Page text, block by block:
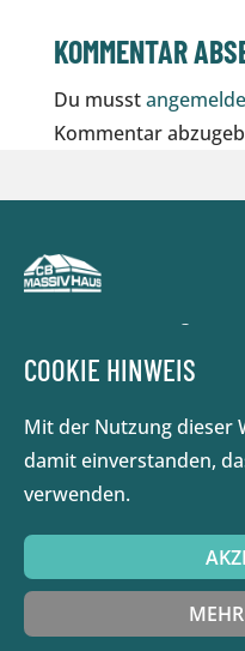
KOMMENTAR
Du musst
Kommentar
COOKIE HINWEIS
Mit der Nutzung dieser
damit einverstanden,
verwenden.
FR:
SA -